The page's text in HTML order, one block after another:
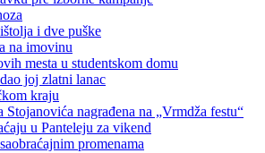
i dve puške
na imovinu
mesta u studentskom domu
joj zlatni lanac
kraju
Stojanovića nagrađena na „Vrmdža festu“
u Panteleju za vikend
promenama